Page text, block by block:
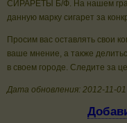
СИРАРЕТЫ Б/Ф. На нашем
данную марку сигарет за
Просим вас оставлять свои
ваше мнение, а также
в своем городе. Следите за
Дата обновления: 2012-11-01